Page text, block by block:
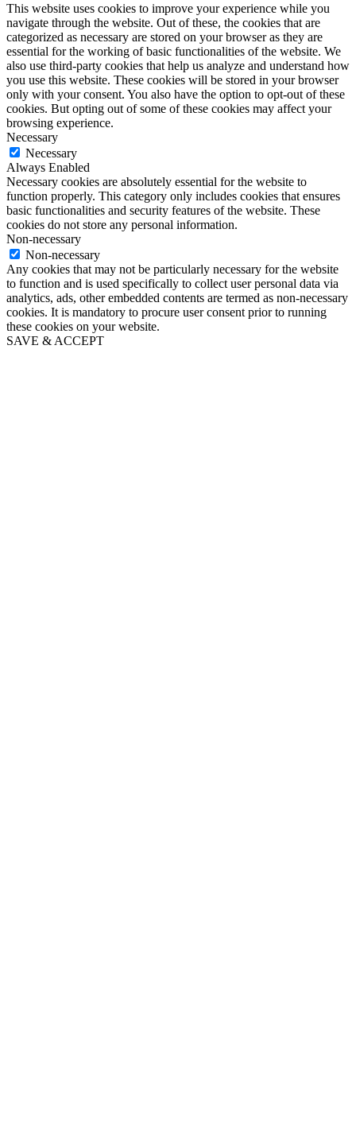
This website uses cookies to improve your experience while you
navigate through the website. Out of these, the cookies that are
categorized as necessary are stored on your browser as they are
essential for the working of basic functionalities of the website. We
also use third-party cookies that help us analyze and understand how
you use this website. These cookies will be stored in your browser
only with your consent. You also have the option to opt-out of these
cookies. But opting out of some of these cookies may affect your
browsing experience.
Necessary
Necessary
Always Enabled
Necessary cookies are absolutely essential for the website to
function properly. This category only includes cookies that ensures
basic functionalities and security features of the website. These
cookies do not store any personal information.
Non-necessary
Non-necessary
Any cookies that may not be particularly necessary for the website
to function and is used specifically to collect user personal data via
analytics, ads, other embedded contents are termed as non-necessary
cookies. It is mandatory to procure user consent prior to running
these cookies on your website.
SAVE & ACCEPT